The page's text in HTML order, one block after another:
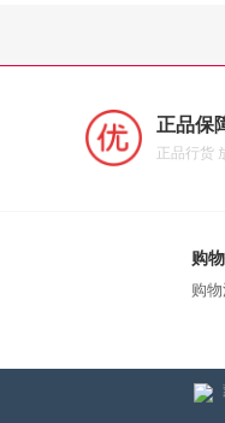
正品保
正品行货
购
购